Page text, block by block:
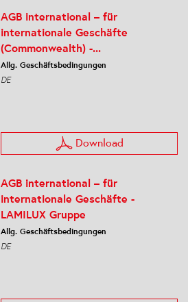
AGB international – für
internationale Geschäfte
(Commonwealth) -...
Allg. Geschäftsbedingungen
DE
Download
AGB international – für
internationale Geschäfte -
LAMILUX Gruppe
Allg. Geschäftsbedingungen
DE